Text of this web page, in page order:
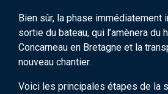
Bien sûr, la phase immédiatement
sortie du bateau, qui l’amènera du
Concarneau en Bretagne et la
nouveau chantier.
Voici les principales étapes de la